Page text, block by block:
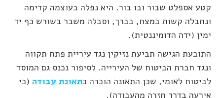
קטע אספלט שבור ובו בור. היא נפלה בעוצמה קדימה
ונחבלה קשות במצח, בברך, וסבלה משבר בשורש כף יד
ימין (ידה הדומיננטית).
התובעת הגישה תביעת נזיקין נגד עיריית פתח תקווה
ונגד חברת הביטוח של העירייה. לסיפור נכנס גם המוסד
לביטוח לאומי, שכן התאונה הוכרה כתאונת עבודה (כי
אירעה בדרך חזרה מהעבודה).